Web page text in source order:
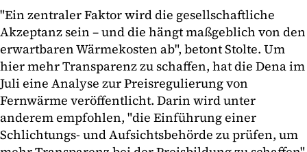
"Ein zentraler Faktor wird die gesellschaftliche
Akzeptanz sein – und die hängt maßgeblich von den
erwartbaren Wärmekosten ab", betont Stolte. Um
hier mehr Transparenz zu schaffen, hat die Dena im
Juli eine Analyse zur Preisregulierung von
Fernwärme veröffentlicht. Darin wird unter
anderem empfohlen, "die Einführung einer
Schlichtungs- und Aufsichtsbehörde zu prüfen, um